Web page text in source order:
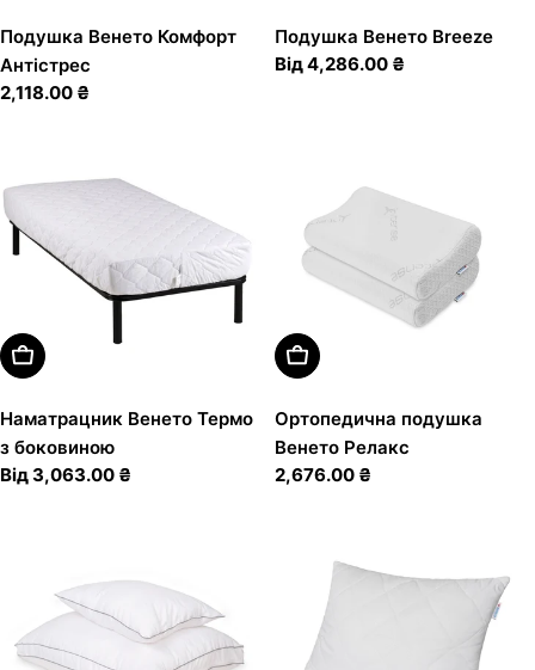
Подушка Венето Комфорт
Антістрес
Звичайна
2,118.00 ₴
Подушка Венето Breeze
Звичайна
Від 4,286.00 ₴
Оберіть Варіанти
Наматрацник Венето Термо
з боковиною
Звичайна
Від 3,063.00 ₴
Додати В Кошик
Ортопедична подушка
Венето Релакс
Звичайна
2,676.00 ₴